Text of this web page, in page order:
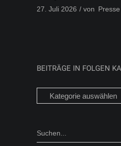
27. Juli 2026 von Presse
BEITRÄGE IN FOLGEN
Beiträge
in
Kategorien
Search